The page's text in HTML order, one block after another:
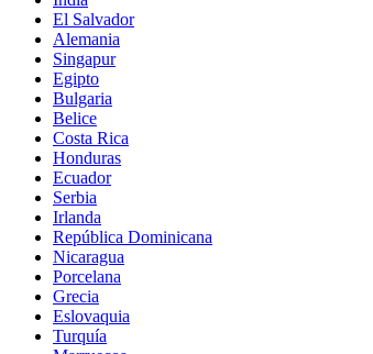
El Salvador
Alemania
Singapur
Egipto
Bulgaria
Belice
Costa Rica
Honduras
Ecuador
Serbia
Irlanda
República Dominicana
Nicaragua
Porcelana
Grecia
Eslovaquia
Turquía